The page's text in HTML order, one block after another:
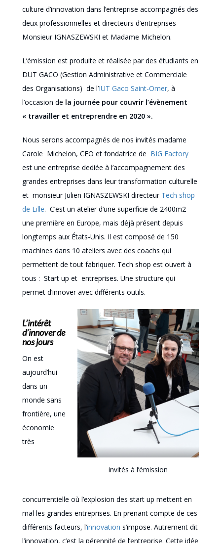
culture d’innovation dans l’entreprise accompagnés des
deux professionnelles et directeurs d’entreprises
Monsieur IGNASZEWSKI et Madame Michelon.
L’émission est produite et réalisée par des étudiants en
DUT GACO (Gestion Administrative et Commerciale
des Organisations) de l’IUT Gaco Saint-Omer, à
l’occasion de la journée pour couvrir l’évènement
« travailler et entreprendre en 2020 ».
Nous serons accompagnés de nos invités madame
Carole Michelon, CEO et fondatrice de BIG Factory
est une entreprise dediée à l’accompagnement des
grandes entreprises dans leur transformation culturelle
et monsieur Julien IGNASZEWSKI directeur Tech shop
de Lille. C’est un atelier d’une superficie de 2400m2
une première en Europe, mais déjà présent depuis
longtemps aux États-Unis. Il est composé de 150
machines dans 10 ateliers avec des coachs qui
permettent de tout fabriquer. Tech shop est ouvert à
tous : Start up et entreprises. Une structure qui
permet d’innover avec différents outils.
invités à l’émission
L’intérêt
d’innover de
nos jours
On est
aujourd’hui
dans un
monde sans
frontière, une
économie
très
concurrentielle où l’explosion des start up mettent en
mal les grandes entreprises. En prenant compte de ces
différents facteurs, l’innovation s’impose. Autrement dit
l’innovation, c’est la pérennité de l’entreprise. Cette idée